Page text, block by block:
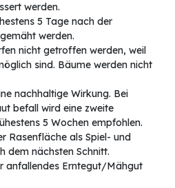
werden.
5 Tage nach der
werden.
nicht getroffen werden, weil
sind. Bäume werden nicht
nachhaltige Wirkung. Bei
befall wird eine zweite
5 Wochen empfohlen.
Rasenfläche als Spiel- und
dem nächsten Schnitt.
anfallendes Erntegut/Mähgut